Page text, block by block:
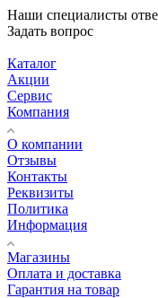
Наши специалисты
Задать вопрос
Каталог
Акции
Сервис
Компания
О компании
Отзывы
Контакты
Реквизиты
Политика
Информация
Магазины
Оплата и доставка
Гарантия на товар